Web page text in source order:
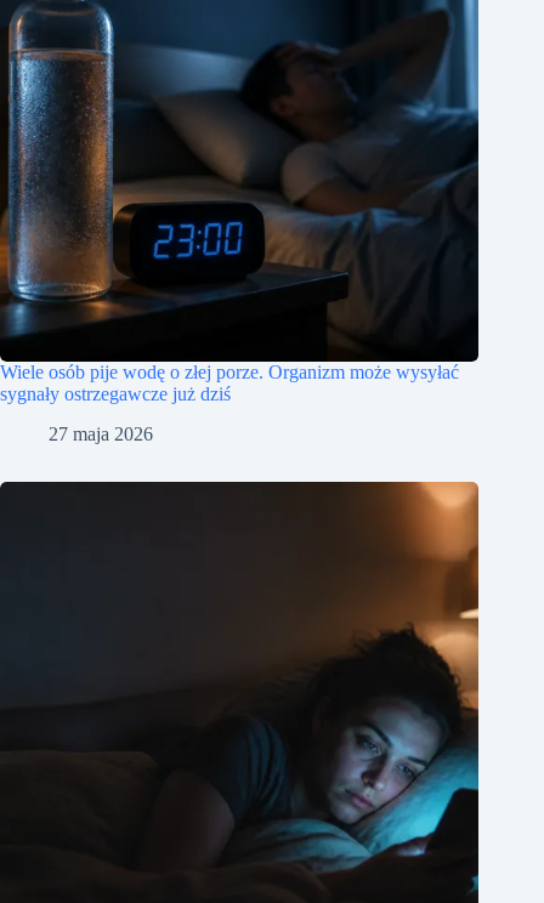
Wiele osób pije wodę o złej porze. Organizm może wysyłać
sygnały ostrzegawcze już dziś
27 maja 2026